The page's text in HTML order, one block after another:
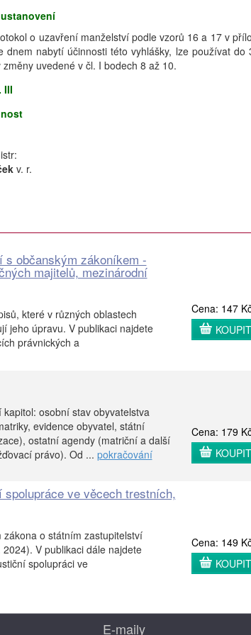
o uzavření manželství podle vzorů 16 a 17 v
nabytí účinnosti této vyhlášky, lze používat do
uvedené v čl. I bodech 8 až 10.
III
v. r.
občanským zákoníkem -
majitelů, mezinárodní
které v různých oblastech
jeho úpravu. V publikaci najdete
právnických a
Cena: 147
KOUPIT
osobní stav obyvatelstva
evidence obyvatel, státní
ostatní agendy (matriční a další
právo). Od ... pokračování
Cena: 179
KOUPIT
ve věcech trestních,
o státním zastupitelství
V publikaci dále najdete
spolupráci ve
Cena: 149
KOUPIT
E-maily